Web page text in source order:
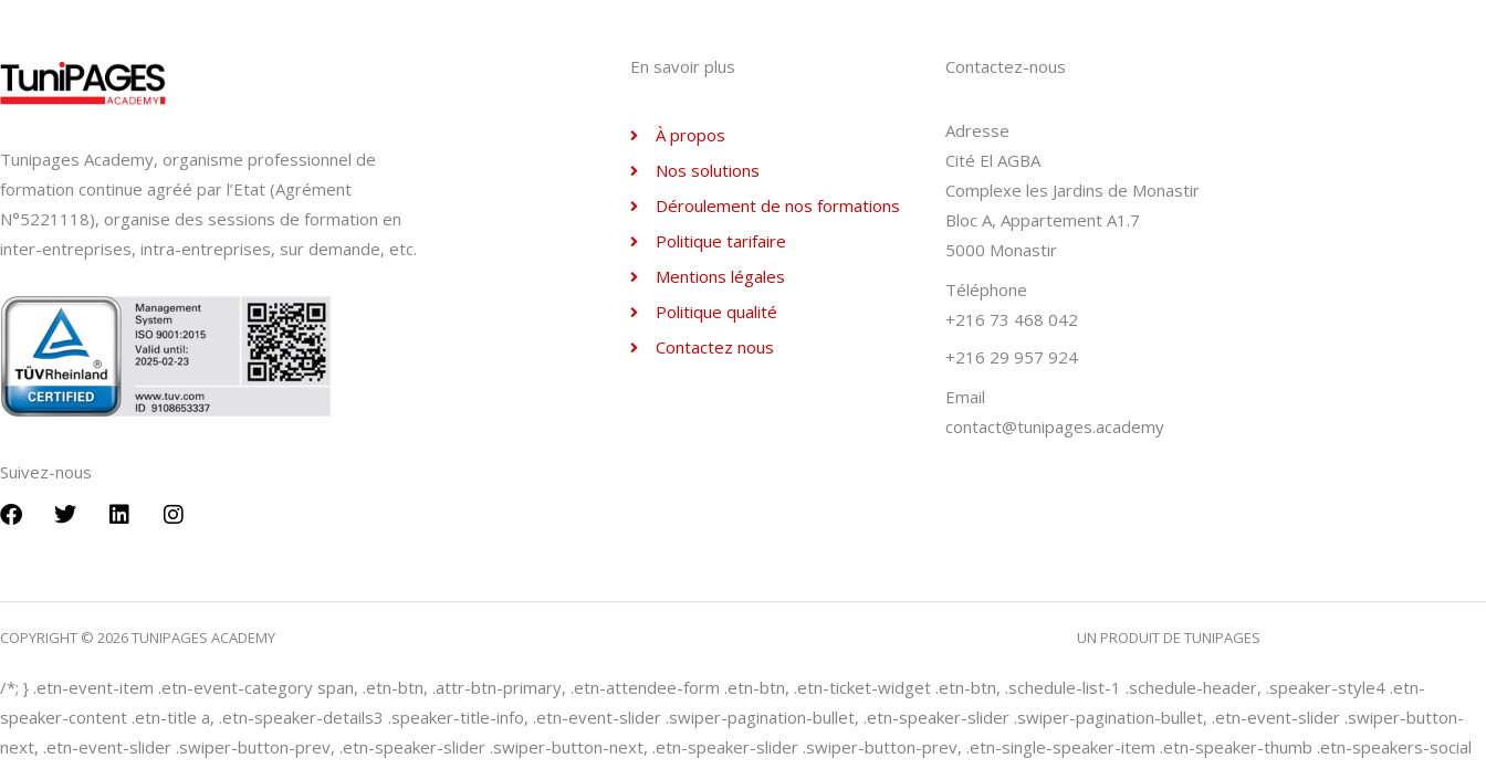
Tunipages Academy, organisme professionnel de
formation continue agréé par l’Etat (Agrément
N°5221118), organise des sessions de formation en
inter-entreprises, intra-entreprises, sur demande, etc.
Suivez-nous
F
a
b
o
T
t
r
L
e
i
I
a
r
m
En savoir plus
À propos
Nos solutions
Déroulement de nos formations
Politique tarifaire
Mentions légales
Politique qualité
Contactez nous
Contactez-nous
Adresse
Cité El AGBA
Complexe les Jardins de Monastir
Bloc A, Appartement A1.7
5000 Monastir
Téléphone
+216 73 468 042
+216 29 957 924
Email
contact@tunipages.academy
COPYRIGHT © 2026 TUNIPAGES ACADEMY UN PRODUIT DE TUNIPAGES
/*; } .etn-event-item .etn-event-category span, .etn-btn, .attr-btn-primary, .etn-attendee-form .etn-btn, .etn-ticket-widget .etn-btn, .schedule-list-1 .schedule-header, .speaker-style4 .etn-
speaker-content .etn-title a, .etn-speaker-details3 .speaker-title-info, .etn-event-slider .swiper-pagination-bullet, .etn-speaker-slider .swiper-pagination-bullet, .etn-event-slider .swiper-button-
next, .etn-event-slider .swiper-button-prev, .etn-speaker-slider .swiper-button-next, .etn-speaker-slider .swiper-button-prev, .etn-single-speaker-item .etn-speaker-thumb .etn-speakers-social